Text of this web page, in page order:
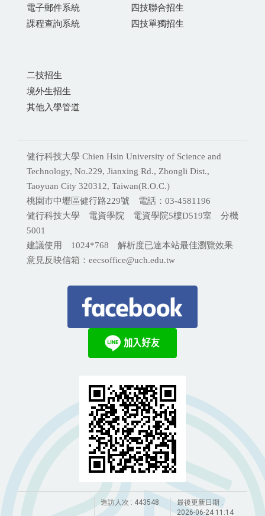
電子郵件系統
課程查詢系統
四技聯合招生
四技單獨招生
二技招生
境外生招生
其他入學管道
健行科技大學 Chien Hsin University of Science and
Technology, No.229, Jianxing Rd., Zhongli Dist.,
Taoyuan City 320312, Taiwan(R.O.C.)
桃園市中壢區健行路229號 電話：03-4581196
健行科技大學 電資學院 電資學院5樓D519室 分機
5001
建議使用 1024*768 解析度已達本站最佳瀏覽效果
意見反映信箱：eecsoffice@uch.edu.tw
造訪人次 : 443548
最後更新日期 :
2026-06-24 11:14